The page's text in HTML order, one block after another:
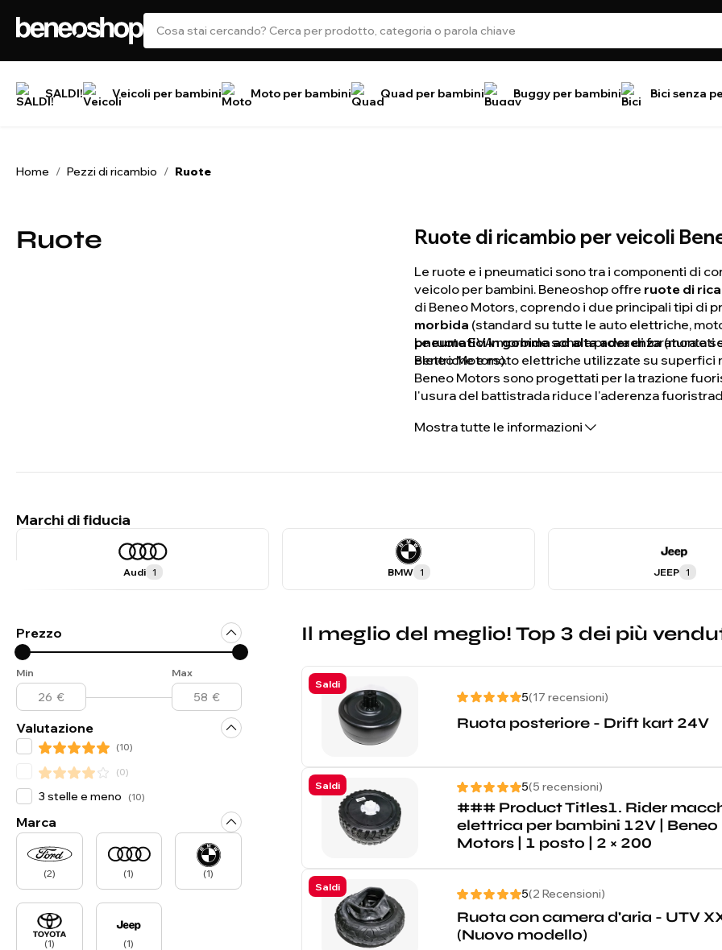
SALDI! Veicoli per bambini Moto per bambini Quad per bambini Buggy per bambini Bici senza
Home / Pezzi di ricambio / Ruote
Ruote Ruote di ricambio per veicoli
Le ruote e i pneumatici sono tra i componenti di
veicolo per bambini. Beneoshop offre ruote di
di Beneo Motors, coprendo i due principali tipi di
morbida (standard su tutte le auto elettriche,
pneumatici in gomma ad alta aderenza(montati
Beneo Motors).
Le ruote EVA morbide sono a prova di foratura e
elettriche e moto elettriche utilizzate su superfici
Beneo Motors sono progettati per la trazione
l'usura del battistrada riduce l'aderenza
modello del tuo veicolo per confermare la
Mostra tutte le informazioni
Marchi di fiducia
Audi 1 BMW 1 JEEP 1
Prezzo
Min Max
Valutazione
(10)
(0)
3 stelle e meno (10)
Marca
(2) (1) (1)
(1) (1)
Il meglio del meglio! Top 3 dei più
Saldi
5(17 recensioni)
Ruota posteriore - Drift kart 24V
Saldi 5(5 recensioni)
### Product Titles1. Rider
elettrica per bambini 12V | Beneo
Motors | 1 posto | 2 × 200
Saldi
5(2 Recensioni)
Ruota con camera d'aria - UTV
(Nuovo modello)